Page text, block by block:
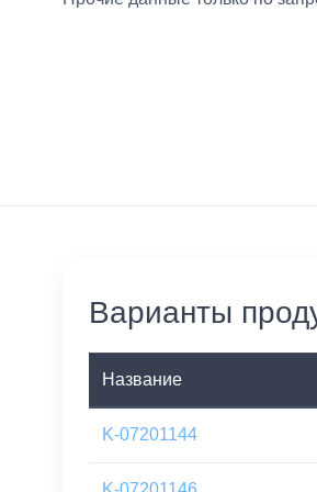
Варианты
Название
K-07201144